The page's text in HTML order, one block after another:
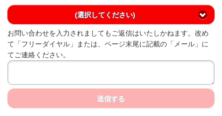
(選択してください)
お問い合わせを入力されましてもご返信はいたしかねます。改め
て「フリーダイヤル」または、ページ末尾に記載の「メール」に
てご連絡ください。
送信する